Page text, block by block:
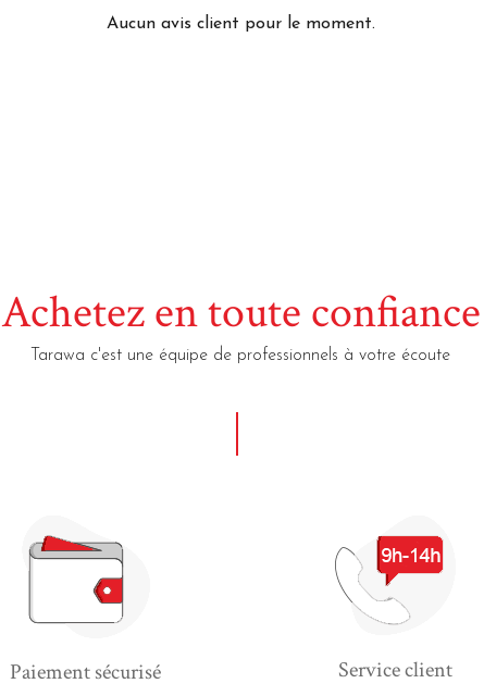
Aucun avis client pour le moment.
Achetez en toute confiance
Tarawa c'est une équipe de professionnels à votre écoute
Paiement sécurisé Service client